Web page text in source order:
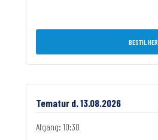
BESTIL HER
Tematur d. 13.08.2026
Afgang: 10:30